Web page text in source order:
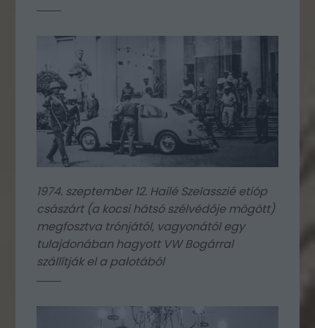
1974. szeptember 12. Hailé Szelasszié etióp
császárt (a kocsi hátsó szélvédője mögött)
megfosztva trónjától, vagyonától egy
tulajdonában hagyott VW Bogárral
szállítják el a palotából